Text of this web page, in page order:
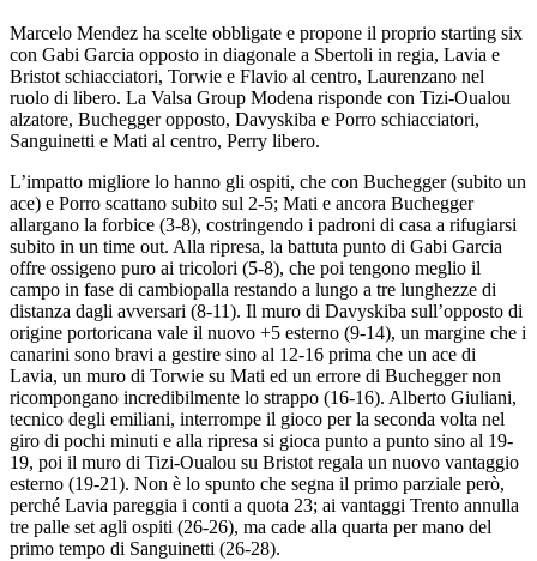
Marcelo Mendez ha scelte obbligate e propone il proprio starting six
con Gabi Garcia opposto in diagonale a Sbertoli in regia, Lavia e
Bristot schiacciatori, Torwie e Flavio al centro, Laurenzano nel
ruolo di libero. La Valsa Group Modena risponde con Tizi-Oualou
alzatore, Buchegger opposto, Davyskiba e Porro schiacciatori,
Sanguinetti e Mati al centro, Perry libero.
L’impatto migliore lo hanno gli ospiti, che con Buchegger (subito un
ace) e Porro scattano subito sul 2-5; Mati e ancora Buchegger
allargano la forbice (3-8), costringendo i padroni di casa a rifugiarsi
subito in un time out. Alla ripresa, la battuta punto di Gabi Garcia
offre ossigeno puro ai tricolori (5-8), che poi tengono meglio il
campo in fase di cambiopalla restando a lungo a tre lunghezze di
distanza dagli avversari (8-11). Il muro di Davyskiba sull’opposto di
origine portoricana vale il nuovo +5 esterno (9-14), un margine che i
canarini sono bravi a gestire sino al 12-16 prima che un ace di
Lavia, un muro di Torwie su Mati ed un errore di Buchegger non
ricompongano incredibilmente lo strappo (16-16). Alberto Giuliani,
tecnico degli emiliani, interrompe il gioco per la seconda volta nel
giro di pochi minuti e alla ripresa si gioca punto a punto sino al 19-
19, poi il muro di Tizi-Oualou su Bristot regala un nuovo vantaggio
esterno (19-21). Non è lo spunto che segna il primo parziale però,
perché Lavia pareggia i conti a quota 23; ai vantaggi Trento annulla
tre palle set agli ospiti (26-26), ma cade alla quarta per mano del
primo tempo di Sanguinetti (26-28).